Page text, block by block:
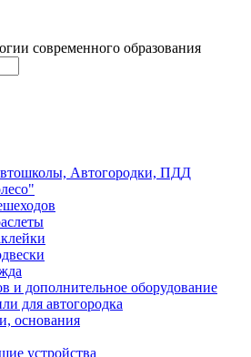
современного образования
Автогородки, ПДД
и дополнительное оборудование
для автогородка
основания
устройства